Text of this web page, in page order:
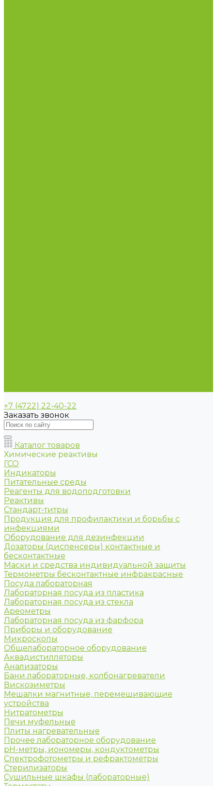
+7 (4722) 22-40-22
Заказать звонок
Каталог товаров
Химические реактивы
ГСО
Индикаторы
Питательные среды
Реагенты для водоподготовки
Реактивы
Стандарт-титры
Продукция для профилактики и борьбы с
инфекциями
Оборудование для дезинфекции
Дозаторы (диспенсеры) контактные и
бесконтактные
Маски и средства индивидуальной защиты
Термометры бесконтактные инфракрасные
Посуда лабораторная
Лабораторная посуда из пластика
Лабораторная посуда из стекла
Ареометры
Лабораторная посуда из фарфора
Приборы и оборудование
Микроскопы
Общелабораторное оборудование
Аквадистилляторы
Анализаторы
Бани лабораторные, колбонагреватели
Вискозиметры
Мешалки магнитные, перемешивающие
устройства
Нитратометры
Печи муфельные
Плиты нагревательные
Прочее лабораторное оборудование
рН-метры, иономеры, кондуктометры
Спектрофотометры и рефрактометры
Стерилизаторы
Сушильные шкафы (лабораторные)